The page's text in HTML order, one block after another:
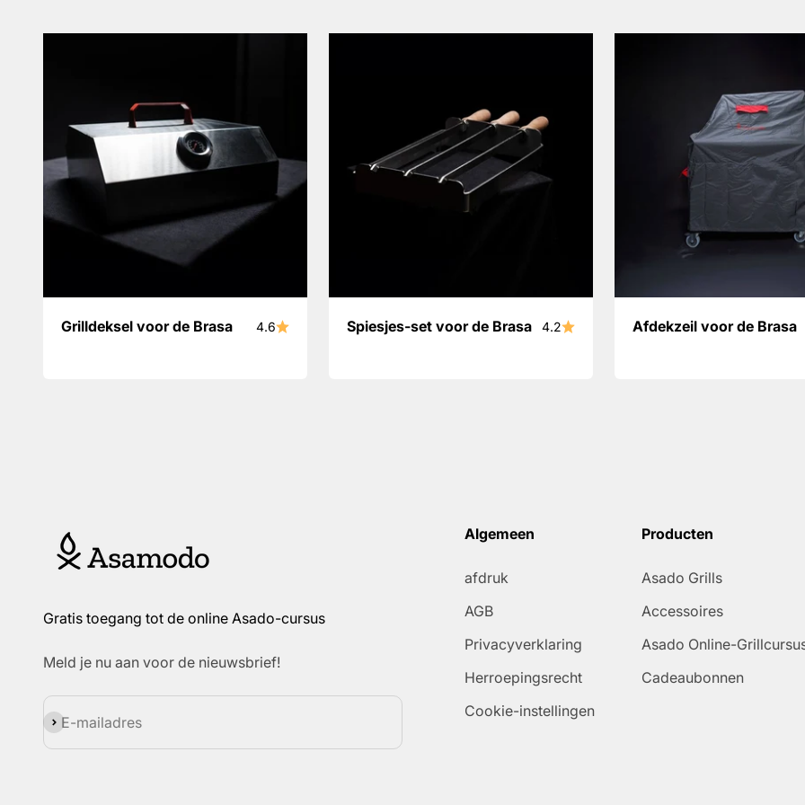
Grilldeksel voor de Brasa 4.6 Spiesjes-set voor de Brasa 4.2 Afdekzeil voor de Brasa
Gratis toegang tot de online Asado-cursus
Meld je nu aan voor de nieuwsbrief!
E-mailadres
Abonneren
Algemeen
afdruk
AGB
Privacyverklaring
Herroepingsrecht
Cookie-instellingen
Producten
Asado Grills
Accessoires
Asado Online-
Cadeaubonnen